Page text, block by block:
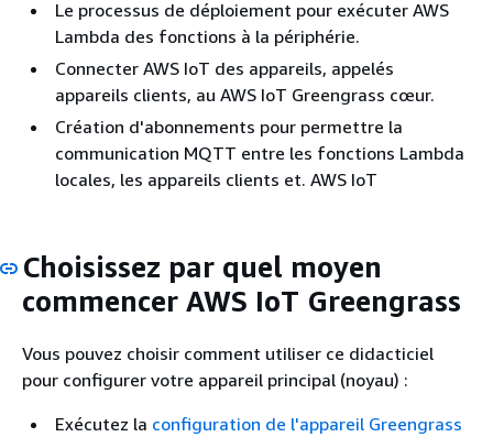
Le processus de déploiement pour exécuter AWS
Lambda des fonctions à la périphérie.
Connecter AWS IoT des appareils, appelés
appareils clients, au AWS IoT Greengrass cœur.
Création d'abonnements pour permettre la
communication MQTT entre les fonctions Lambda
locales, les appareils clients et. AWS IoT
Choisissez par quel moyen
commencer AWS IoT Greengrass
Vous pouvez choisir comment utiliser ce didacticiel
pour configurer votre appareil principal (noyau) :
Exécutez la configuration de l'appareil Greengrass